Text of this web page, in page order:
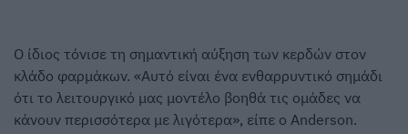
Ο ίδιος τόνισε τη σημαντική αύξηση των κερδών στον
κλάδο φαρμάκων. «Αυτό είναι ένα ενθαρρυντικό σημάδι
ότι το λειτουργικό μας μοντέλο βοηθά τις ομάδες να
κάνουν περισσότερα με λιγότερα», είπε ο Anderson.